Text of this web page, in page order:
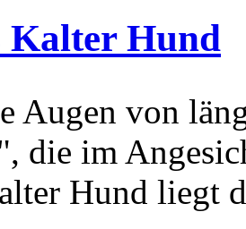
Kalter Hund
Augen von
die im
Hund liegt